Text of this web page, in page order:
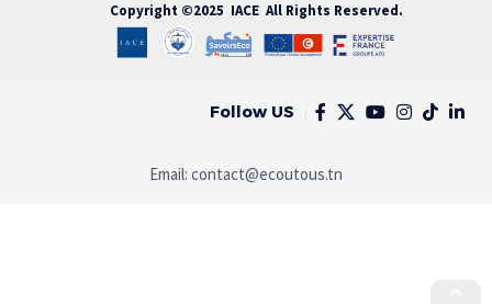
Copyright ©2025 IACE All Rights Reserved.
Follow US
Email: contact@ecoutous.tn